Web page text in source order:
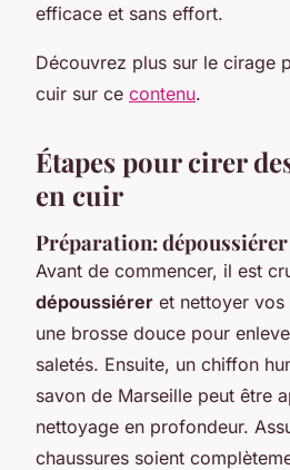
efficace et sans effort.
Découvrez plus sur le cirage
cuir sur ce contenu.
Étapes pour cirer
en cuir
Préparation:
Avant de commencer, il est
dépoussiérer et nettoyer vos
une brosse douce pour
saletés. Ensuite, un chiffon
savon de Marseille peut être
nettoyage en profondeur.
chaussures soient